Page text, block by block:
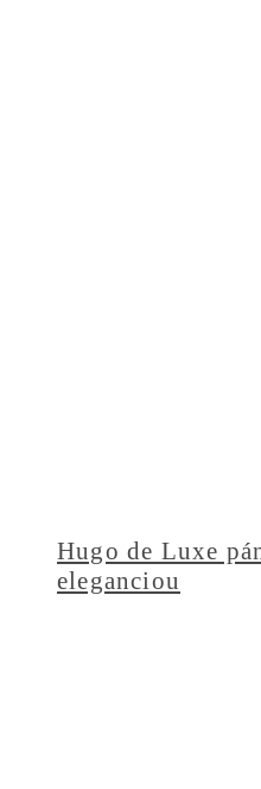
Hugo de Luxe
eleganciou